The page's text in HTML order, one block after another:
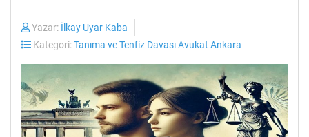
Yazar: İlkay Uyar Kaba
Kategori:Tanıma ve Tenfiz Davası Avukat Ankara